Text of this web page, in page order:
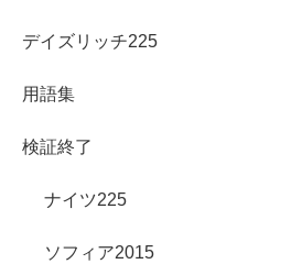
デイズリッチ225
用語集
検証終了
ナイツ225
ソフィア2015